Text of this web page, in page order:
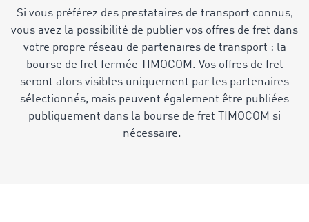
Si vous préférez des prestataires de transport connus,
vous avez la possibilité de publier vos offres de fret dans
votre propre réseau de partenaires de transport : la
bourse de fret fermée TIMOCOM. Vos offres de fret
seront alors visibles uniquement par les partenaires
sélectionnés, mais peuvent également être publiées
publiquement dans la bourse de fret TIMOCOM si
nécessaire.